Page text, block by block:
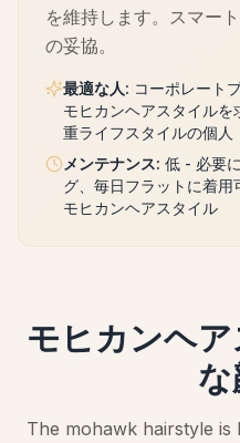
を維持します。スマー
の妥協。
最適な人: コーポレート
モヒカンヘアスタイルを
重ライフスタイルの個人
メンテナンス: 低 - 必要
グ、毎日フラットに着
モヒカンヘアスタイル
モヒカンヘ
な
The mohawk hairstyle is